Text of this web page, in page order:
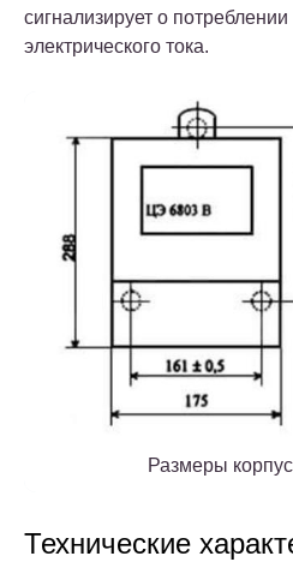
сигнализирует о
электрического тока.
Размеры
Технические